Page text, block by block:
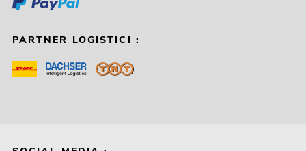
PARTNER LOGISTICI :